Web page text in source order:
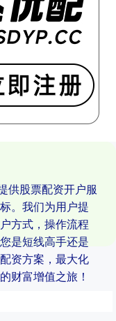
供股票配资开户服
。我们为用户提
方式，操作流程
是短线高手还是
资方案，最大化
财富增值之旅！